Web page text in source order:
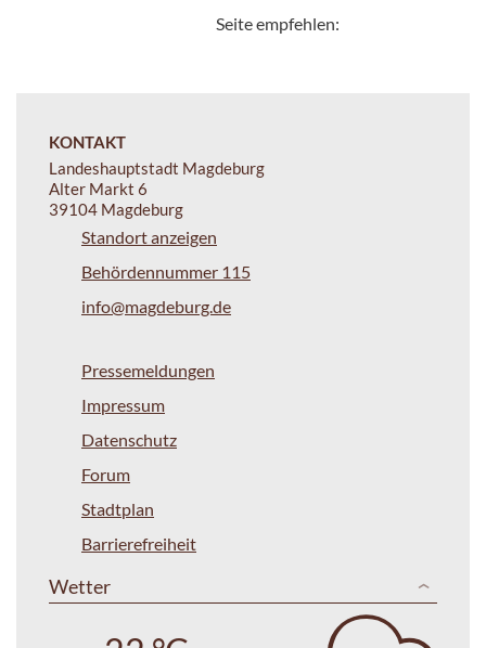
Seite empfehlen:
KONTAKT
Landeshauptstadt Magdeburg
Alter Markt 6
39104 Magdeburg
Standort anzeigen
Behördennummer 115
info@magdeburg.de
Pressemeldungen
Impressum
Datenschutz
Forum
Stadtplan
Barrierefreiheit
Wetter